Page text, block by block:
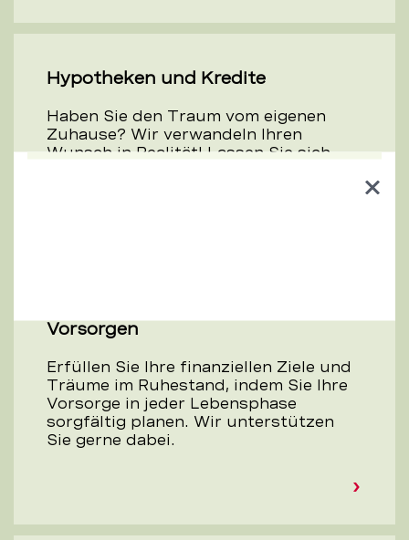
Hypotheken und Kredite
Haben Sie den Traum vom eigenen
Zuhause? Wir verwandeln Ihren
Wunsch in Realität! Lassen Sie sich
Vorsorgen
Erfüllen Sie Ihre finanziellen Ziele und
Träume im Ruhestand, indem Sie Ihre
Vorsorge in jeder Lebensphase
sorgfältig planen. Wir unterstützen
Sie gerne dabei.